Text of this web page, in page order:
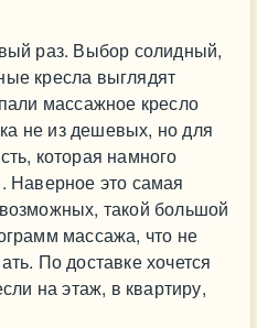
раз. Выбор солидный,
кресла выглядят
массажное кресло
не из дешевых, но для
которая намного
Наверное это самая
такой большой
массажа, что не
По доставке хочется
на этаж, в квартиру,